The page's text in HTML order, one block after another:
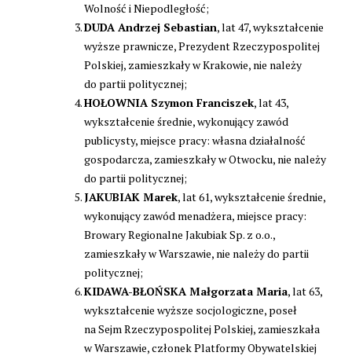
Wolność i Niepodległość;
DUDA Andrzej Sebastian, lat 47, wykształcenie
wyższe prawnicze, Prezydent Rzeczypospolitej
Polskiej, zamieszkały w Krakowie, nie należy
do partii politycznej;
HOŁOWNIA Szymon Franciszek, lat 43,
wykształcenie średnie, wykonujący zawód
publicysty, miejsce pracy: własna działalność
gospodarcza, zamieszkały w Otwocku, nie należy
do partii politycznej;
JAKUBIAK Marek, lat 61, wykształcenie średnie,
wykonujący zawód menadżera, miejsce pracy:
Browary Regionalne Jakubiak Sp. z o.o.,
zamieszkały w Warszawie, nie należy do partii
politycznej;
KIDAWA-BŁOŃSKA Małgorzata Maria, lat 63,
wykształcenie wyższe socjologiczne, poseł
na Sejm Rzeczypospolitej Polskiej, zamieszkała
w Warszawie, członek Platformy Obywatelskiej